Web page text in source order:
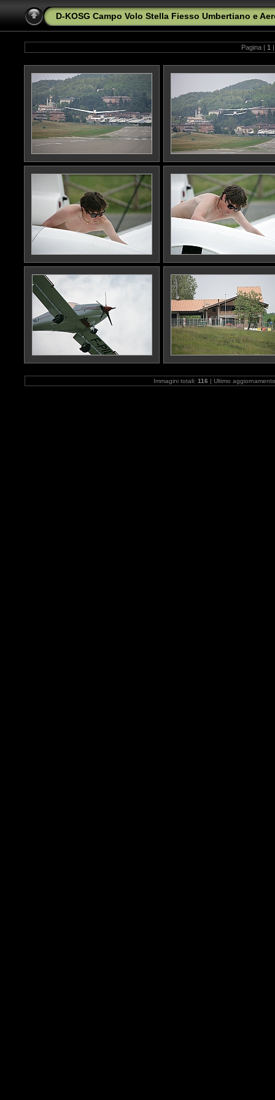
D-KOSG Campo Volo Stella Fiesso Umbertiano e
Pagina | 1 |
Immagini totali: 116 | Ultimo